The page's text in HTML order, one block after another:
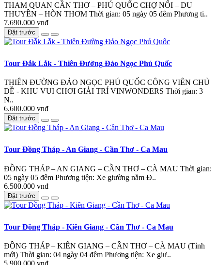
THAM QUAN CẦN THƠ – PHÚ QUỐC CHỢ NỔI – DU
THUYỀN – HÒN THƠM Thời gian: 05 ngày 05 đêm Phương ti..
7.690.000 vnđ
Đặt trước
Tour Đắk Lắk - Thiên Đường Đảo Ngọc Phú Quốc
THIÊN ĐƯỜNG ĐẢO NGỌC PHÚ QUỐC CÔNG VIÊN CHỦ
ĐỀ - KHU VUI CHƠI GIẢI TRÍ VINWONDERS Thời gian: 3
N..
6.600.000 vnđ
Đặt trước
Tour Đồng Tháp - An Giang - Cần Thơ - Ca Mau
ĐỒNG THÁP – AN GIANG – CẦN THƠ – CÀ MAU Thời gian:
05 ngày 05 đêm Phương tiện: Xe giường nằm Đ..
6.500.000 vnđ
Đặt trước
Tour Đồng Tháp - Kiên Giang - Cần Thơ - Ca Mau
ĐỒNG THÁP – KIÊN GIANG – CẦN THƠ – CÀ MAU (Tỉnh
mới) Thời gian: 04 ngày 04 đêm Phương tiện: Xe giư..